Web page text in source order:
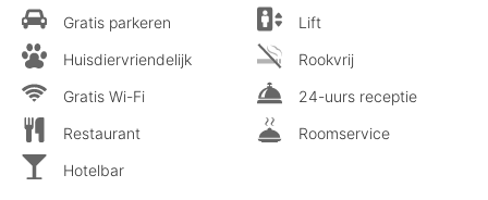
Gratis parkeren
Huisdiervriendelijk
Gratis Wi-Fi
Restaurant
Hotelbar
Lift
Rookvrij
24-uurs receptie
Roomservice